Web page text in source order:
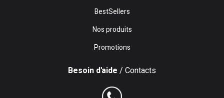
BestSellers
Nos produits
Promotions
Besoin d'aide / Contacts